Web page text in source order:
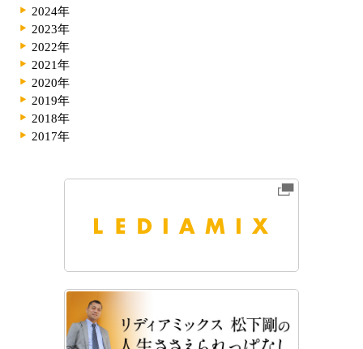
2024年
2023年
2022年
2021年
2020年
2019年
2018年
2017年